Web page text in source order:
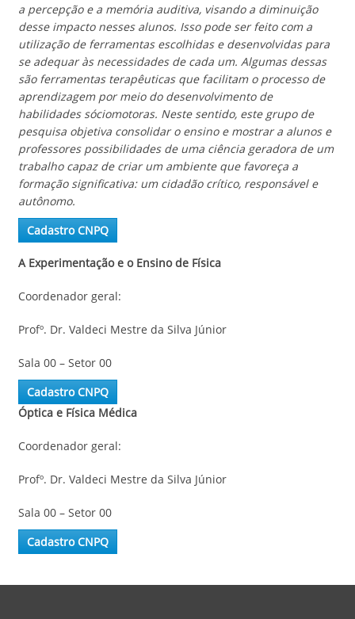
a percepção e a memória auditiva, visando a diminuição
desse impacto nesses alunos. Isso pode ser feito com a
utilização de ferramentas escolhidas e desenvolvidas para
se adequar às necessidades de cada um. Algumas dessas
são ferramentas terapêuticas que facilitam o processo de
aprendizagem por meio do desenvolvimento de
habilidades sócio­motoras. Neste sentido, este grupo de
pesquisa objetiva consolidar o ensino e mostrar a alunos e
professores possibilidades de uma ciência geradora de um
trabalho capaz de criar um ambiente que favoreça a
formação significativa: um cidadão crítico, responsável e
autônomo.
Cadastro CNPQ
A Experimentação e o Ensino de Física
Coordenador geral:
Profº. Dr. Valdeci Mestre da Silva Júnior
Sala 00 – Setor 00
Cadastro CNPQ
Óptica e Física Médica
Coordenador geral:
Profº. Dr. Valdeci Mestre da Silva Júnior
Sala 00 – Setor 00
Cadastro CNPQ